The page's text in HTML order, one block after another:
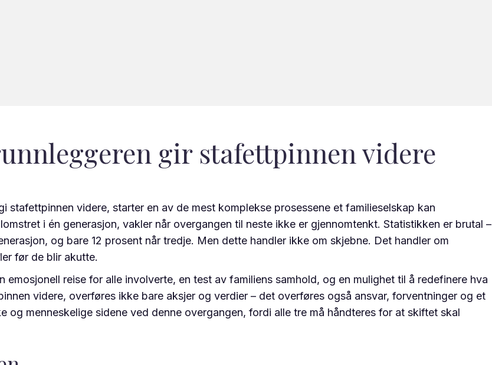
gir stafettpinnen videre
videre, starter en av de mest komplekse prosessene et familieselskap kan
i én generasjon, vakler når overgangen til neste ikke er gjennomtenkt. Statistikken er brutal –
og bare 12 prosent når tredje. Men dette handler ikke om skjebne. Det handler om
før de blir akutte.
emosjonell reise for alle involverte, en test av familiens samhold, og en mulighet til å redefinere hva
videre, overføres ikke bare aksjer og verdier – det overføres også ansvar, forventninger og et
og menneskelige sidene ved denne overgangen, fordi alle tre må håndteres for at skiftet skal